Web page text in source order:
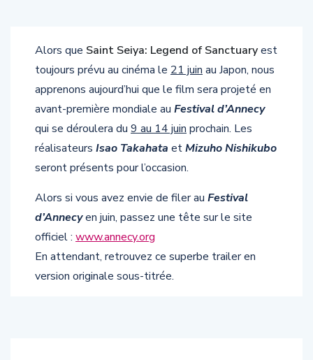
Alors que Saint Seiya: Legend of Sanctuaryest
toujours prévu au cinéma le 21 juinau Japon, nous
apprenons aujourd’hui que le film sera projeté en
avant-première mondiale au Festival d’Annecy
qui se déroulera du 9 au 14 juinprochain. Les
réalisateurs Isao Takahata etMizuho Nishikubo
seront présents pour l’occasion.
Alors si vous avez envie de filer au Festival
d’Annecyen juin, passez une tête sur le site
officiel : www.annecy.org
En attendant, retrouvez ce superbe trailer en
version originale sous-titrée.